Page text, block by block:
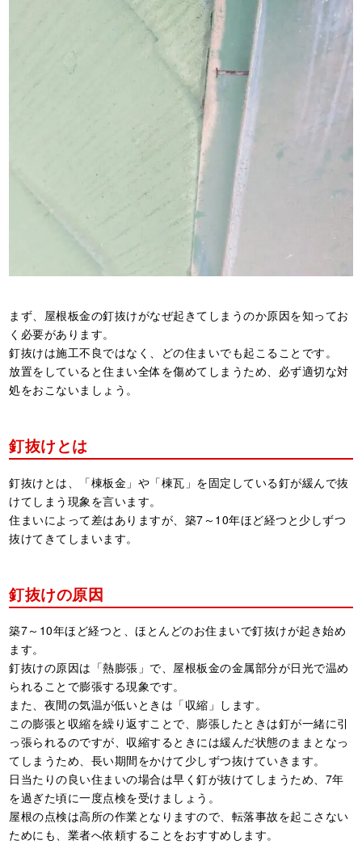
まず、屋根板金の釘抜けがなぜ起きてしまうのか原因を知ってお
く必要があります。
釘抜けは施工不良ではなく、どの住まいでも起こることです。
放置をしていると住まい全体を傷めてしまうため、必ず適切な対
処をおこないましょう。
釘抜けとは
釘抜けとは、「棟板金」や「棟瓦」を固定している釘が緩んで抜
けてしまう現象を言います。
住まいによって差はありますが、築7～10年ほど経つと少しずつ
抜けてきてしまいます。
釘抜けの原因
築7～10年ほど経つと、ほとんどのお住まいで釘抜けが起き始め
ます。
釘抜けの原因は「熱膨張」で、屋根板金の金属部分が日光で温め
られることで膨張する現象です。
また、夜間の気温が低いときは「収縮」します。
この膨張と収縮を繰り返すことで、膨張したときは釘が一緒に引
っ張られるのですが、収縮するときには緩んだ状態のままとなっ
てしまうため、長い期間をかけて少しずつ抜けていきます。
日当たりの良い住まいの場合は早く釘が抜けてしまうため、7年
を過ぎた頃に一度点検を受けましょう。
屋根の点検は高所の作業となりますので、転落事故を起こさない
ためにも、業者へ依頼することをおすすめします。